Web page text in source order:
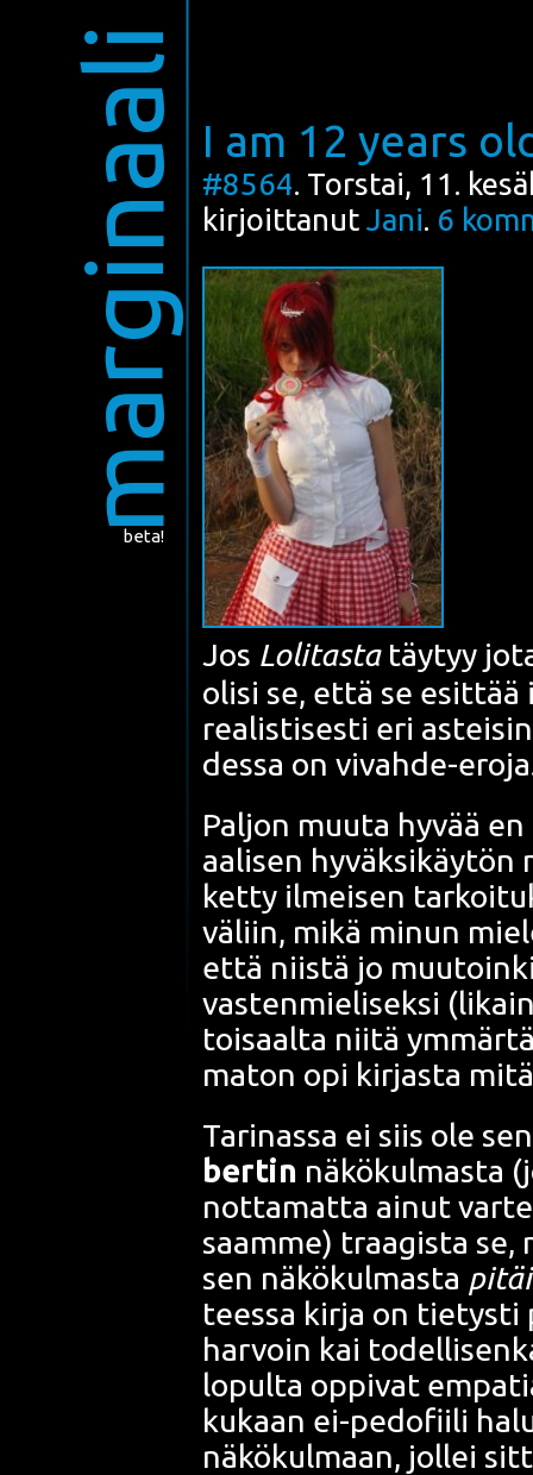
marginaali
beta!
I am 12 years
#8564. Torstai, 11.
kirjoittanut Jani. 6
Jos Loli­tas­tatäy­tyy
oli­si se, että se
rea­lis­ti­ses­ti eri
des­sa on vivah­de-
Pal­jon muu­ta hyvää
aa­li­sen hyväk­si­käy­tön
ket­ty ilmei­sen
väliin, mikä minun
että niis­tä jo
vas­ten­mie­li­sek­si
toi­saal­ta nii­tä
ma­ton opi kir­jas­ta
Tari­nas­sa ei siis ole
ber­tin näkö­kul­mas­ta
not­ta­mat­ta ainut
saam­me) traa­gis­ta
sen näkö­kul­mas­ta
tees­sa kir­ja on tie­tys­ti
har­voin kai
lopul­ta oppi­vat
kukaan ei-pedo­fii­li
näkö­kul­maan, jol­lei